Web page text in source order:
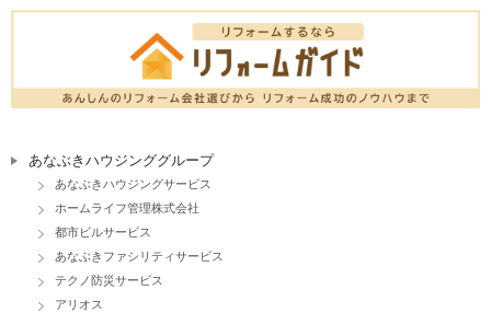
あなぶきハウジンググループ
あなぶきハウジングサービス
ホームライフ管理株式会社
都市ビルサービス
あなぶきファシリティサービス
テクノ防災サービス
アリオス